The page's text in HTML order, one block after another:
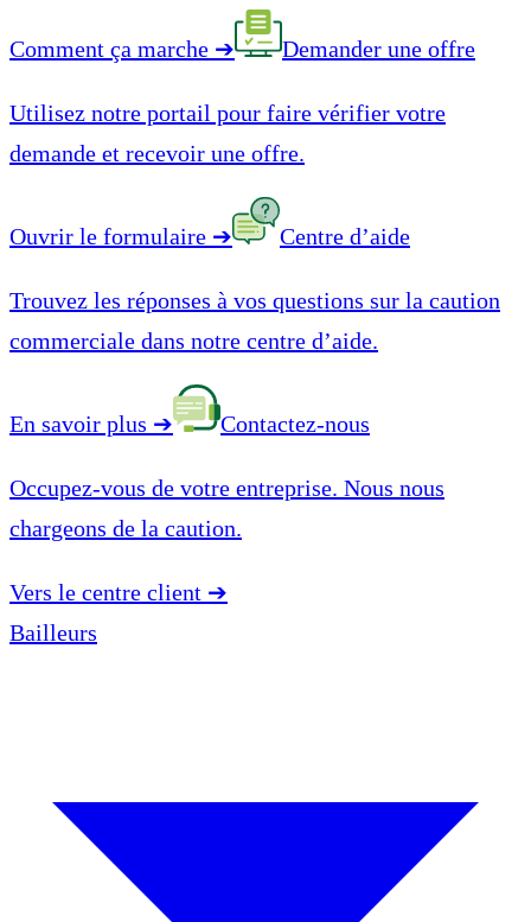
Comment ça marche ➔ Demander une offre
Utilisez notre portail pour faire vérifier votre
demande et recevoir une offre.
Ouvrir le formulaire ➔ Centre d’aide
Trouvez les réponses à vos questions sur la caution
commerciale dans notre centre d’aide.
En savoir plus ➔ Contactez-nous
Occupez-vous de votre entreprise. Nous nous
chargeons de la caution.
Vers le centre client ➔
Bailleurs